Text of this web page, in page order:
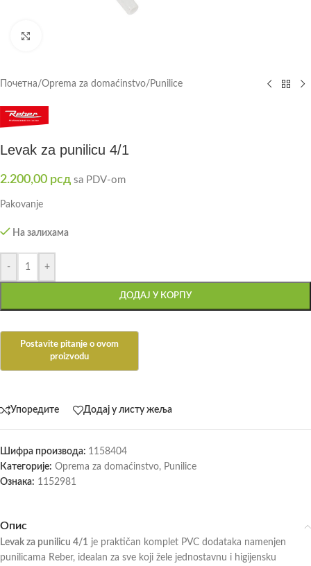
Почетна/Oprema za domaćinstvo/ Punilice
Levak za punilicu 4/1
2.200,00 рсд sa PDV-om
Pakovanje
На залихама
- +
ДОДАЈ У КОРПУ
Упоредите Додај у листу жеља
Шифра производа: 1158404
Категорије: Oprema za domaćinstvo, Punilice
Ознака: 1152981
Опис
Levak za punilicu 4/1 je praktičan komplet PVC dodataka namenjen
punilicama Reber, idealan za sve koji žele jednostavnu i higijensku